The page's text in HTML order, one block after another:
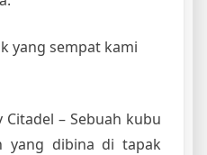
yang sempat kami
Citadel – Sebuah kubu
yang dibina di tapak